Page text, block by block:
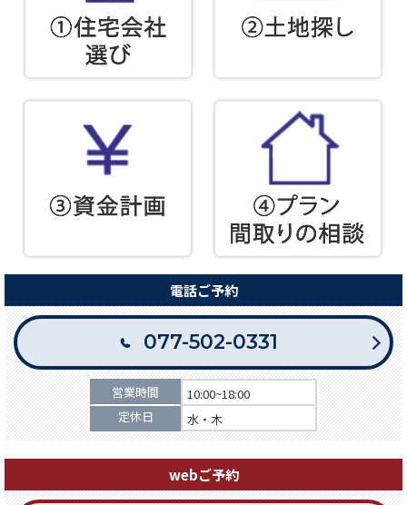
電話ご予約
077-502-0331
営業時間
10:00~18:00
定休日
水・木
webご予約